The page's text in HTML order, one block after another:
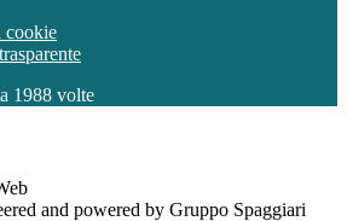
cookie
1988 volte
and powered by Gruppo Spaggiari